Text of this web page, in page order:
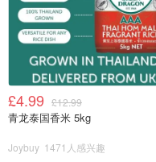
非常神奇的是，这两座
灰岩山丘曾经是珊瑚礁
Parkhouse Hill南侧看到
£4.99 £12.99
青龙泰国香米 5kg
Joybuy 1471人感兴趣